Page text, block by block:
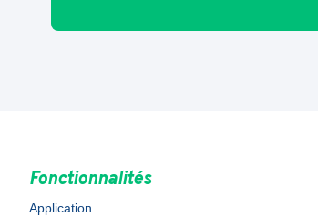
Fonctionnalités
Application